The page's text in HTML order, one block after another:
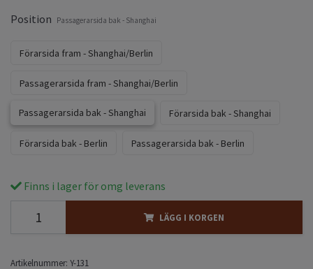
Position Passagerarsida bak - Shanghai
Förarsida fram - Shanghai/Berlin
Passagerarsida fram - Shanghai/Berlin
Passagerarsida bak - Shanghai Förarsida bak - Shanghai
Förarsida bak - Berlin Passagerarsida bak - Berlin
Finns i lager för omg leverans
LÄGG I KORGEN
Artikelnummer: Y-131